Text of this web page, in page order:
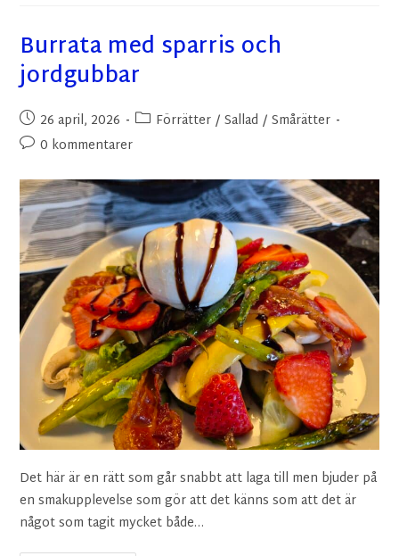
Burrata med sparris och
jordgubbar
26 april, 2026 Förrätter / Sallad / Smårätter
0 kommentarer
Det här är en rätt som går snabbt att laga till men bjuder på
en smakupplevelse som gör att det känns som att det är
något som tagit mycket både…